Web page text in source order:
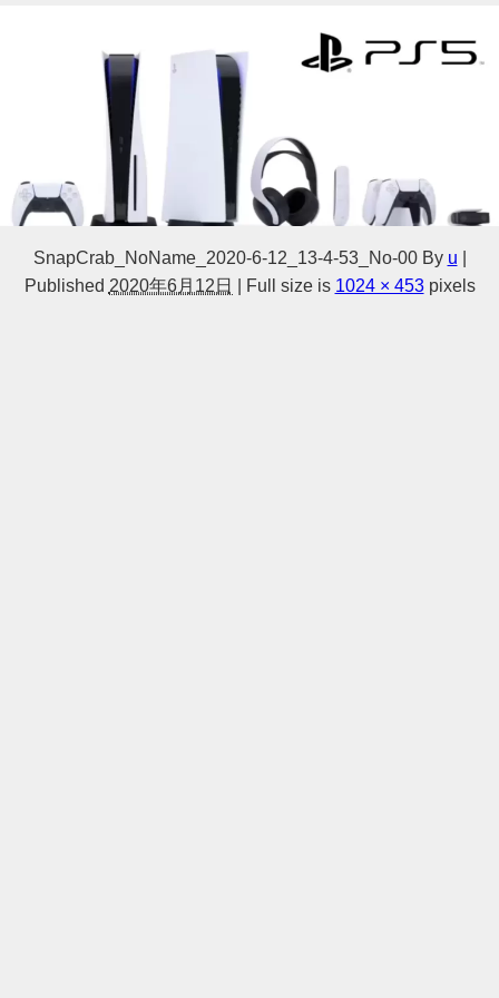
SnapCrab_NoName_2020-6-12_13-4-53_No-00 By u
Published 2020年6月12日 Full size is 1024 × 453pixels